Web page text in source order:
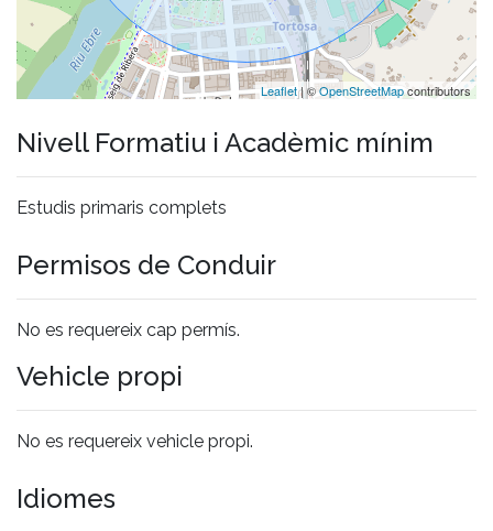
Leaflet| ©OpenStreetMapcontributors
Nivell Formatiu i Acadèmic mínim
Estudis primaris complets
Permisos de Conduir
No es requereix cap permís.
Vehicle propi
No es requereix vehicle propi.
Idiomes